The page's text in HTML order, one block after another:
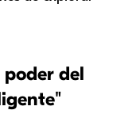
poder del